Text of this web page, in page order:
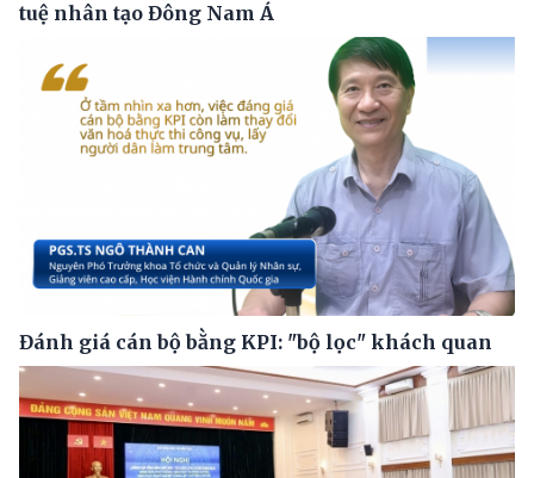
tuệ nhân tạo Đông Nam Á
Đánh giá cán bộ bằng KPI: "bộ lọc" khách quan